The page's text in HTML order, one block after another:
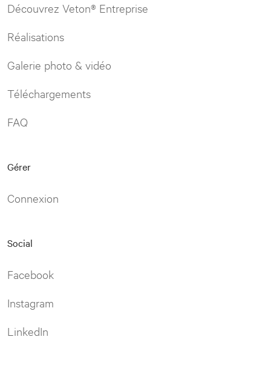
Découvrez Veton® Entreprise
Réalisations
Galerie photo & vidéo
Téléchargements
FAQ
Gérer
Connexion
Social
Facebook
Instagram
LinkedIn